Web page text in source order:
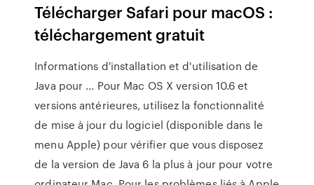
Télécharger Safari pour macOS :
téléchargement gratuit
Informations d'installation et d'utilisation de
Java pour ... Pour Mac OS X version 10.6 et
versions antérieures, utilisez la fonctionnalité
de mise à jour du logiciel (disponible dans le
menu Apple) pour vérifier que vous disposez
de la version de Java 6 la plus à jour pour votre